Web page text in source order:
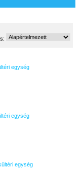
egység
egység
egység